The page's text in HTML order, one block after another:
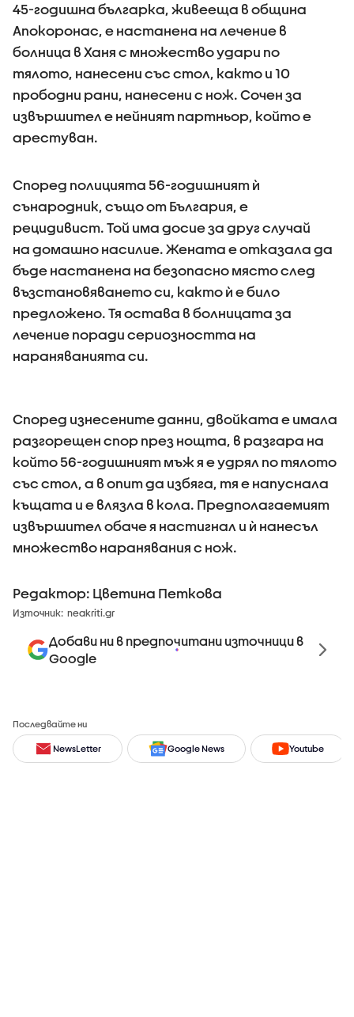
45-годишна българка, живееща в община
Апокоронас, е настанена на лечение в
болница в Ханя с множество удари по
тялото, нанесени със стол, както и 10
прободни рани, нанесени с нож. Сочен за
извършител е нейният партньор, който е
арестуван.
Според полицията 56-годишният ѝ
сънародник, също от България, е
рецидивист. Той има досие за друг случай
на домашно насилие. Жената е отказала да
бъде настанена на безопасно място след
възстановяването си, както ѝ е било
предложено. Тя остава в болницата за
лечение поради сериозността на
нараняванията си.
Според изнесените данни, двойката е имала
разгорещен спор през нощта, в разгара на
който 56-годишният мъж я е удрял по тялото
със стол, а в опит да избяга, тя е напуснала
къщата и е влязла в кола. Предполагаемият
извършител обаче я настигнал и ѝ нанесъл
множество наранявания с нож.
Редактор: Цветина Петкова
Източник: neakriti.gr
Добави ни в предпочитани източници в
Google
Последвайте ни
NewsLetter Google News Youtube